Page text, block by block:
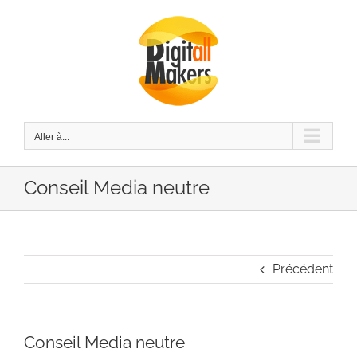
Aller à...
Conseil Media neutre
Précédent
Conseil Media neutre